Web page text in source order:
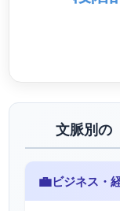
文脈別の
💼ビジネス・